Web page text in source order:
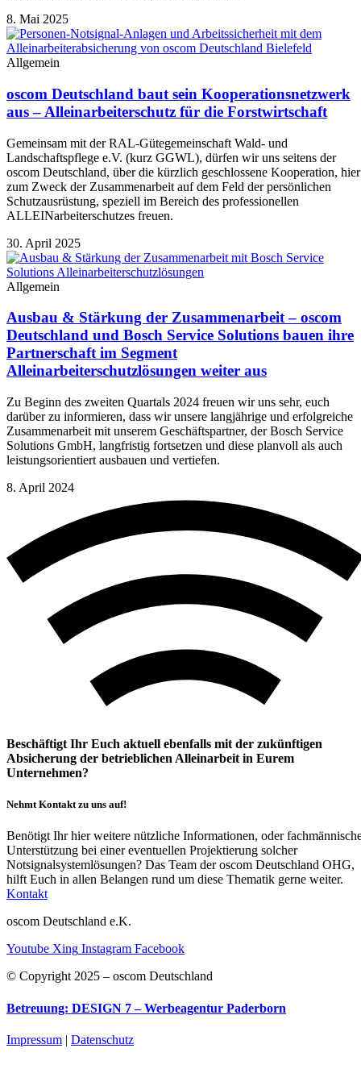
8. Mai 2025
Allgemein
oscom Deutschland baut sein Kooperationsnetzwerk
aus – Alleinarbeiterschutz für die Forstwirtschaft
Gemeinsam mit der RAL-Gütegemeinschaft Wald- und
Landschaftspflege e.V. (kurz GGWL), dürfen wir uns seitens der
oscom Deutschland, über die kürzlich geschlossene Kooperation, hier
zum Zweck der Zusammenarbeit auf dem Feld der persönlichen
Schutzausrüstung, speziell im Bereich des professionellen
ALLEINarbeiterschutzes freuen.
30. April 2025
Allgemein
Ausbau & Stärkung der Zusammenarbeit – oscom
Deutschland und Bosch Service Solutions bauen ihre
Partnerschaft im Segment
Alleinarbeiterschutzlösungen weiter aus
Zu Beginn des zweiten Quartals 2024 freuen wir uns sehr, euch
darüber zu informieren, dass wir unsere langjährige und erfolgreiche
Zusammenarbeit mit unserem Geschäftspartner, der Bosch Service
Solutions GmbH, langfristig fortsetzen und diese planvoll als auch
leistungsorientiert ausbauen und vertiefen.
8. April 2024
Beschäftigt Ihr Euch aktuell ebenfalls mit der zukünftigen
Absicherung der betrieblichen Alleinarbeit in Eurem
Unternehmen?
Nehmt Kontakt zu uns auf!
Benötigt Ihr hier weitere nützliche Informationen, oder
Unterstützung bei einer eventuellen Projektierung solcher
Notsignalsystemlösungen? Das Team der oscom Deutschland OHG,
hilft Euch in allen Belangen rund um diese Thematik gerne weiter.
Kontakt
oscom Deutschland e.K.
Youtube Xing Instagram Facebook
© Copyright 2025 – oscom Deutschland
Betreuung: DESIGN 7 – Werbeagentur Paderborn
Impressum | Datenschutz